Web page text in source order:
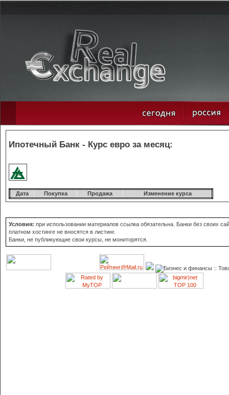
Ипотечный Банк - Курс евро за месяц:
Дата Покупка Продажа Изменение курса
Условия: при использовании материалов ссылка обязательна. Банки без своих
платном хостинге не вносятся в листинг.
Банки, не публикующие свои курсы, не мониторятся.